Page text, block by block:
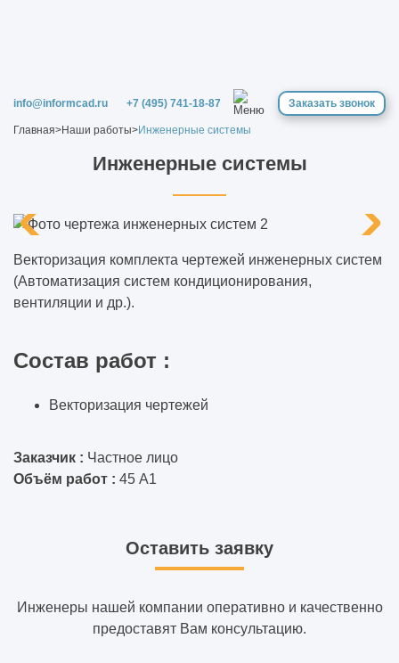
info@informcad.ru +7 (495) 741-18-87 Заказать звонок
Главная>Наши работы>Инженерные системы
Инженерные системы
Векторизация комплекта чертежей инженерных систем
(Автоматизация систем кондиционирования,
вентиляции и др.).
Состав работ :
Векторизация чертежей
Заказчик : Частное лицо
Объём работ : 45 А1
Оставить заявку
Инженеры нашей компании оперативно и качественно
предоставят Вам консультацию.